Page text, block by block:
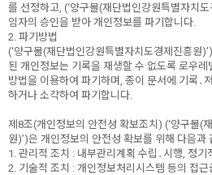
를 선정하고, (‘양구몰(재단법인강원특별자치
임자의 승인을 받아 개인정보를 파기합니다.
2. 파기방법
(‘양구몰(재단법인강원특별자치도경제진흥원
된 개인정보는 기록을 재생할 수 없도록 로우
방법을 이용하여 파기하며, 종이 문서에 기록․
하거나 소각하여 파기합니다.
제8조(개인정보의 안전성 확보조치) (‘양구몰(
원)’)은 개인정보의 안전성 확보를 위해 다음과
1. 관리적 조치 : 내부관리계획 수립․시행, 정기
2. 기술적 조치 : 개인정보처리시스템 등의 접근